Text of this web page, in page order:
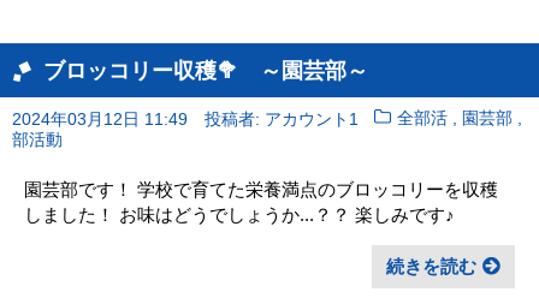
ブロッコリー収穫🥦 ～園芸部～
2024年03月12日 11:49 投稿者: アカウント1 全部活 , 園芸部 ,
部活動
園芸部です！ 学校で育てた栄養満点のブロッコリーを収穫
しました！ お味はどうでしょうか...？？ 楽しみです♪
続きを読む